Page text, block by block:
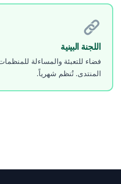
اللجنة البينية
فضاء للتعبئة والمساءلة
المنتدى. تُنظم شهرياً.